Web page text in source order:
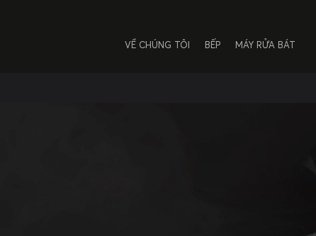
VỀ CHÚNG TÔI BẾP MÁY RỬA BÁT